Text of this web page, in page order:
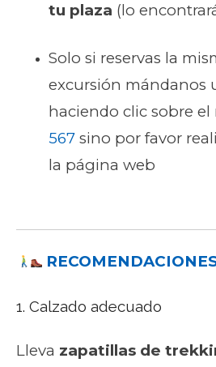
tu plaza (lo
Solo si reservas la
excursión mándanos
haciendo clic sobre
567 sino por favor
la página web
1. Calzado adecuado
Lleva zapatillas de